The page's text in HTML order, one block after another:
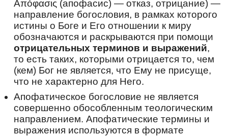
непреста́нную моли́тву Христу́
возлю́бленному приноси́л еси́. Помина́й на́с,
ча́д твои́х, преподо́бне Васили́сче, с любо́вию
притека́ющих к тебе́ и чту́щих святу́ю па́мять
твою́.
Перевод:
С детства Христа возлюбив, преподобный, с
любовью Ему всю жизнь следовал ты. В
пустынисибирской поселившись,
непрестанную молитву Христу
возлюбленному приносил ты. Вспоминай нас,
Απόφασις (апофасис) — отказ, отрицание) —
направление богословия, в рамках которого
истины о Боге и Его отношении к миру
обозначаются и раскрываются при помощи
отрицательных терминов и выражений,
то есть таких, которыми отрицается то, чем
(кем) Бог не является, что Ему не присуще,
что не характерно для Него.
Апофатическое богословие не является
совершенно обособленным теологическим
направлением. Апофатические термины и
выражения используются в формате